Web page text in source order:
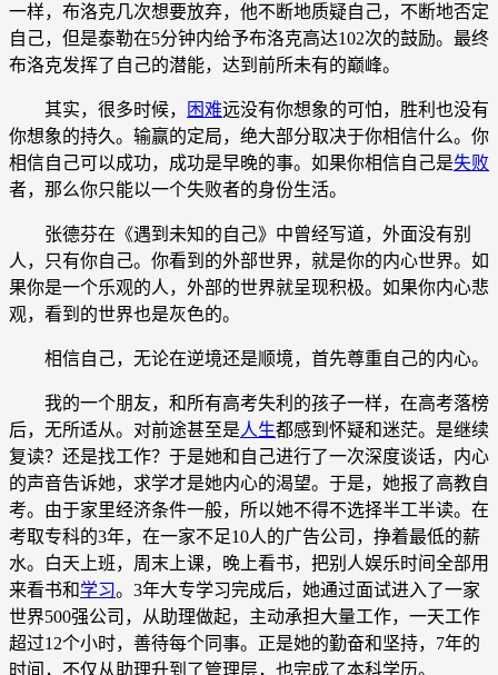
一样，布洛克几次想要放弃，他不断地质疑自己，不断地否定
自己，但是泰勒在5分钟内给予布洛克高达102次的鼓励。最终
布洛克发挥了自己的潜能，达到前所未有的巅峰。
其实，很多时候， 困难远没有你想象的可怕，胜利也没有
你想象的持久。输赢的定局，绝大部分取决于你相信什么。你
相信自己可以成功，成功是早晚的事。如果你相信自己是失败
者，那么你只能以一个失败者的身份生活。
张德芬在《遇到未知的自己》中曾经写道，外面没有别
人，只有你自己。你看到的外部世界，就是你的内心世界。如
果你是一个乐观的人，外部的世界就呈现积极。如果你内心悲
观，看到的世界也是灰色的。
相信自己，无论在逆境还是顺境，首先尊重自己的内心。
我的一个朋友，和所有高考失利的孩子一样，在高考落榜
后，无所适从。对前途甚至是人生都感到怀疑和迷茫。是继续
复读？还是找工作？于是她和自己进行了一次深度谈话，内心
的声音告诉她，求学才是她内心的渴望。于是，她报了高教自
考。由于家里经济条件一般，所以她不得不选择半工半读。在
考取专科的3年，在一家不足10人的广告公司，挣着最低的薪
水。白天上班，周末上课，晚上看书，把别人娱乐时间全部用
来看书和学习。3年大专学习完成后，她通过面试进入了一家
世界500强公司，从助理做起，主动承担大量工作，一天工作
超过12个小时，善待每个同事。正是她的勤奋和坚持，7年的
时间，不仅从助理升到了管理层，也完成了本科学历。